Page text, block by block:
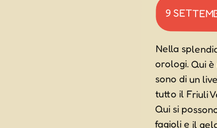
9
Nella
orologi. Qui
sono di un
tutto il Friuli
Qui si
fagioli e il
carniche. Il
escursioni